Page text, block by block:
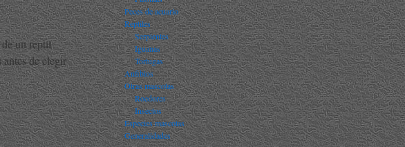
un reptil
de elegir
Peces de acuario
Reptiles
Serpientes
Iguanas
Tortugas
Anfibios
Otras mascotas
Roedores
Insectos
Especies mascotas
Generalidades